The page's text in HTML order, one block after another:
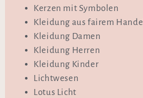
Kerzen mit Symbolen
Kleidung aus fairem Handel
Kleidung Damen
Kleidung Herren
Kleidung Kinder
Lichtwesen
Lotus Licht